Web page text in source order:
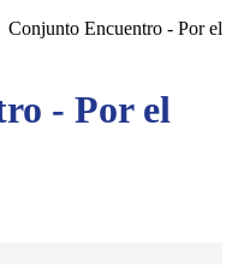
Conjunto Encuentro - Por el
- Por el